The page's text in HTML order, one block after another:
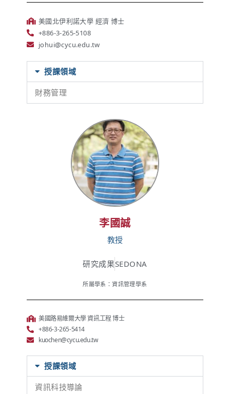
美國北伊利諾大學 經濟 博士
+886-3-265-5108
johui@cycu.edu.tw
授課領域
財務管理
李國誠
教授
研究成果SEDONA
所屬學系：資訊管理學系
美國路易維爾大學 資訊工程 博士
+886-3-265-5414
kuochen@cycu.edu.tw
授課領域
資訊科技導論